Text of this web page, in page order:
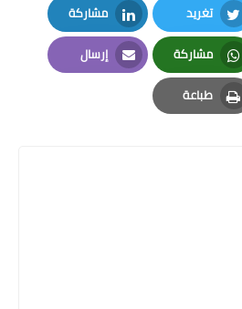
تغريد
Twitter
مشاركة
LinkedIn
مشاركة
Whatsapp
إرسال
Email
طباعة
Print